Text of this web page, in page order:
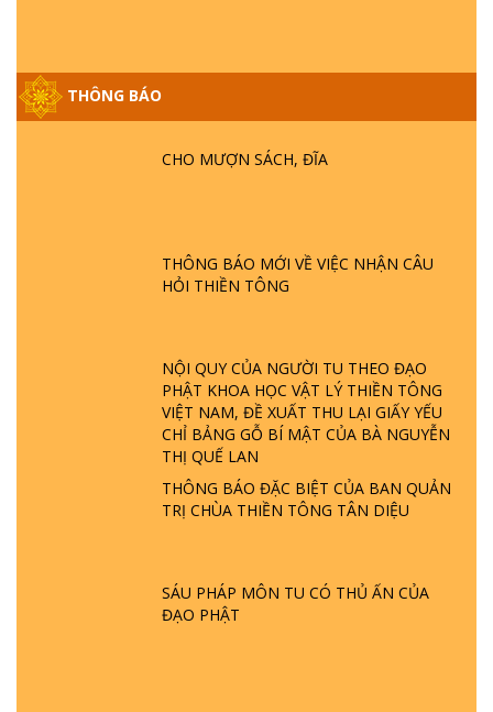
THÔNG BÁO
CHO MƯỢN SÁCH, ĐĨA
THÔNG BÁO MỚI VỀ VIỆC NHẬN CÂU
HỎI THIỀN TÔNG
NỘI QUY CỦA NGƯỜI TU THEO ĐẠO
PHẬT KHOA HỌC VẬT LÝ THIỀN TÔNG
VIỆT NAM, ĐỀ XUẤT THU LẠI GIẤY YẾU
CHỈ BẢNG GỖ BÍ MẬT CỦA BÀ NGUYỄN
THỊ QUẾ LAN
THÔNG BÁO ĐẶC BIỆT CỦA BAN QUẢN
TRỊ CHÙA THIỀN TÔNG TÂN DIỆU
SÁU PHÁP MÔN TU CÓ THỦ ẤN CỦA
ĐẠO PHẬT
PHẬT KHÔNG NÓI? HỘI LONG HOA LÀ
ĐƯỢC HÌNH THÀNH NHƯ THẾ NÀO?
PHẬT GIỚI CÓ THỜI GIAN KHÔNG? |
ĐÂU? ĐỊA NGỤC Ở ĐÂU? ĐỨC CHÚA TRỜI
LÀ AI? QUỶ SA TĂNG? | TTTD
GIẢI ĐÁP THIỀN TÔNG ĐẶC BIỆT P22 - TẠI
SAO TRÁI ĐẤT NHIỀU THIÊN TAI - LŨ LỤT
- HỎA HOẠN | TTTD
HOA SEN ? | TTTD